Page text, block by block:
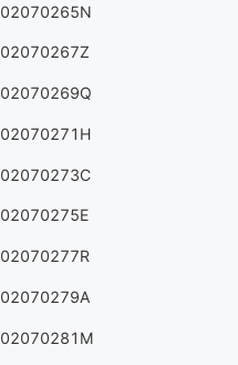
02070265N
02070267Z
02070269Q
02070271H
02070273C
02070275E
02070277R
02070279A
02070281M